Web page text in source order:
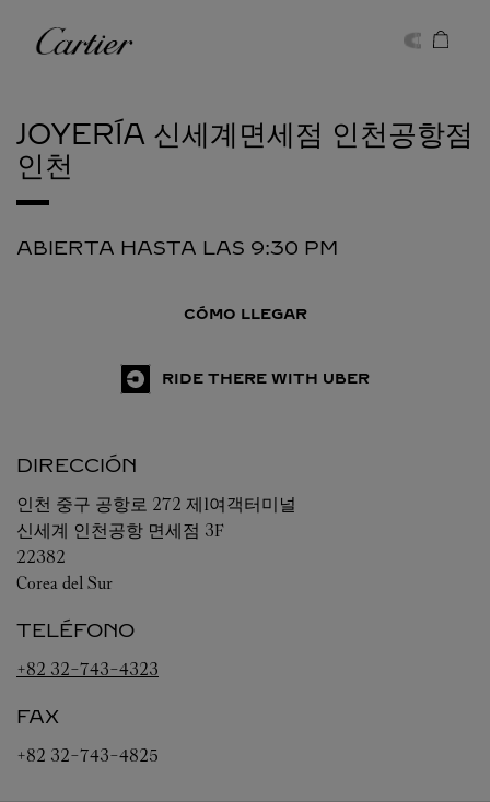
Cartier
JOYERÍA 신세계면세점 인천공항점
인천
ABIERTA HASTA LAS 9:30 PM
CÓMO LLEGAR
RIDE THERE WITH UBER
DIRECCIÓN
인천 중구 공항로 272 제1여객터미널
신세계 인천공항 면세점 3F
22382
Corea del Sur
TELÉFONO
+82 32-743-4323
FAX
+82 32-743-4825